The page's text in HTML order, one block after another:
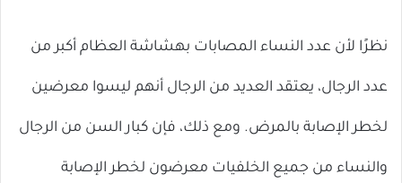
نظرًا لأن عدد النساء المصابات بهشاشة العظام أكبر من
عدد الرجال، يعتقد العديد من الرجال أنهم ليسوا معرضين
لخطر الإصابة بالمرض. ومع ذلك، فإن كبار السن من الرجال
والنساء من جميع الخلفيات معرضون لخطر الإصابة